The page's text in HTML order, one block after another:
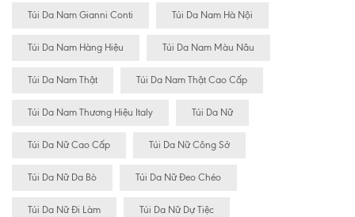
Túi Da Nam Gianni Conti Túi Da Nam Hà Nội
Túi Da Nam Hàng Hiệu Túi Da Nam Màu Nâu
Túi Da Nam Thật Túi Da Nam Thật Cao Cấp
Túi Da Nam Thương Hiệu Italy Túi Da Nữ
Túi Da Nữ Cao Cấp Túi Da Nữ Công Sở
Túi Da Nữ Da Bò Túi Da Nữ Đeo Chéo
Túi Da Nữ Đi Làm Túi Da Nữ Dự Tiệc